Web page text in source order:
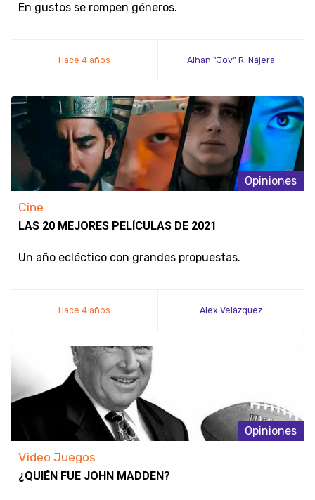
En gustos se rompen géneros.
Hace 4 años Alhan "Jov" R. Nájera
Opiniones
Cine
LAS 20 MEJORES PELÍCULAS DE 2021
Un año ecléctico con grandes propuestas.
Hace 4 años Alex Velázquez
Opiniones
Video Juegos
¿QUIÉN FUE JOHN MADDEN?